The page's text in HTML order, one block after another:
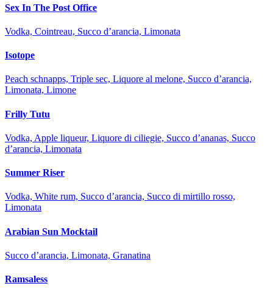
Sex In The Post Office
Vodka, Cointreau, Succo d’arancia, Limonata
Isotope
Peach schnapps, Triple sec, Liquore al melone, Succo d’arancia,
Limonata, Limone
Frilly Tutu
Vodka, Apple liqueur, Liquore di ciliegie, Succo d’ananas, Succo
d’arancia, Limonata
Summer Riser
Vodka, White rum, Succo d’arancia, Succo di mirtillo rosso,
Limonata
Arabian Sun Mocktail
Succo d’arancia, Limonata, Granatina
Ramsaless